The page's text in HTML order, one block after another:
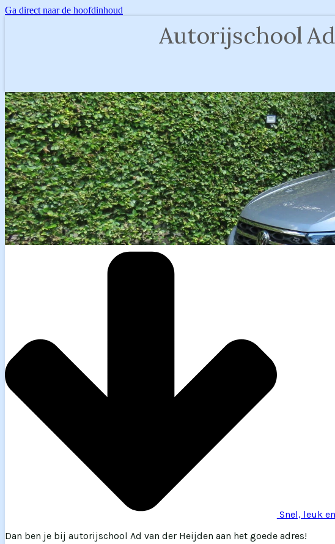
Ga direct naar de hoofdinhoud
Autorijschool
Snel, leuk
Dan ben je bij autorijschool Ad van der Heijden aan het goede adres!